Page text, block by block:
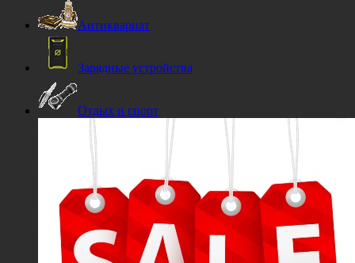
Антиквариат
Зарядные устройства
Отдых и спорт